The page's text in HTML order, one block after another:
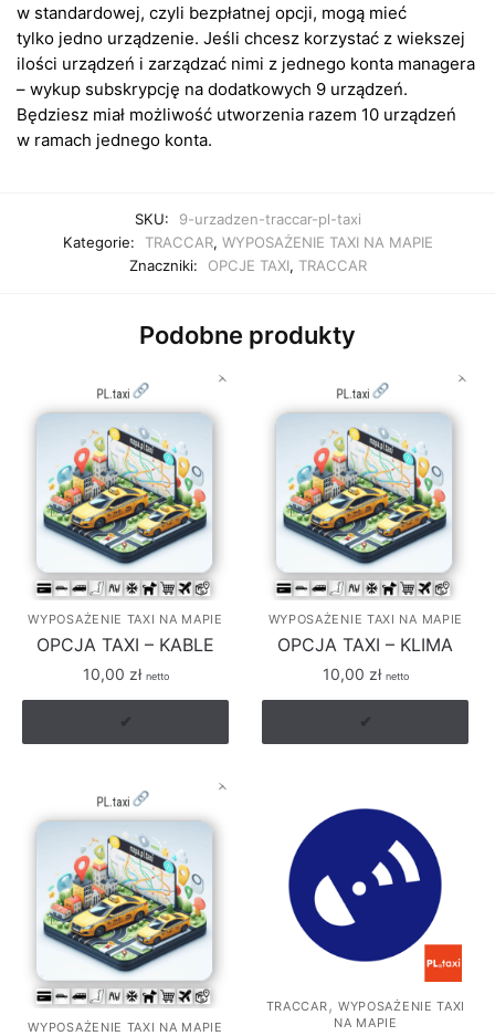
w standardowej, czyli bezpłatnej opcji, mogą mieć
tylko jedno urządzenie. Jeśli chcesz korzystać z wiekszej
ilości urządzeń i zarządzać nimi z jednego konta managera
– wykup subskrypcję na dodatkowych 9 urządzeń.
Będziesz miał możliwość utworzenia razem 10 urządzeń
w ramach jednego konta.
SKU:
9-urzadzen-traccar-pl-taxi
Kategorie:
TRACCAR, WYPOSAŻENIE TAXI NA MAPIE
Znaczniki:
OPCJE TAXI, TRACCAR
Podobne produkty
WYPOSAŻENIE TAXI NA MAPIE
OPCJA TAXI – KABLE
10,00 zł netto
✔
WYPOSAŻENIE TAXI NA MAPIE
OPCJA TAXI – KLIMA
10,00 zł netto
✔
WYPOSAŻENIE TAXI NA MAPIE
TRACCAR, WYPOSAŻENIE TAXI
NA MAPIE